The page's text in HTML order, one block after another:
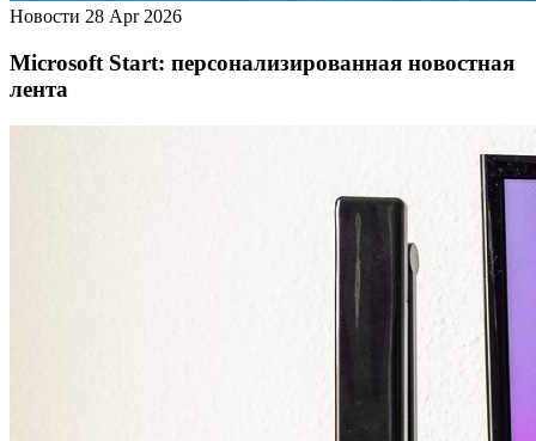
Новости 28 Apr 2026
Microsoft Start: персонализированная новостная
лента